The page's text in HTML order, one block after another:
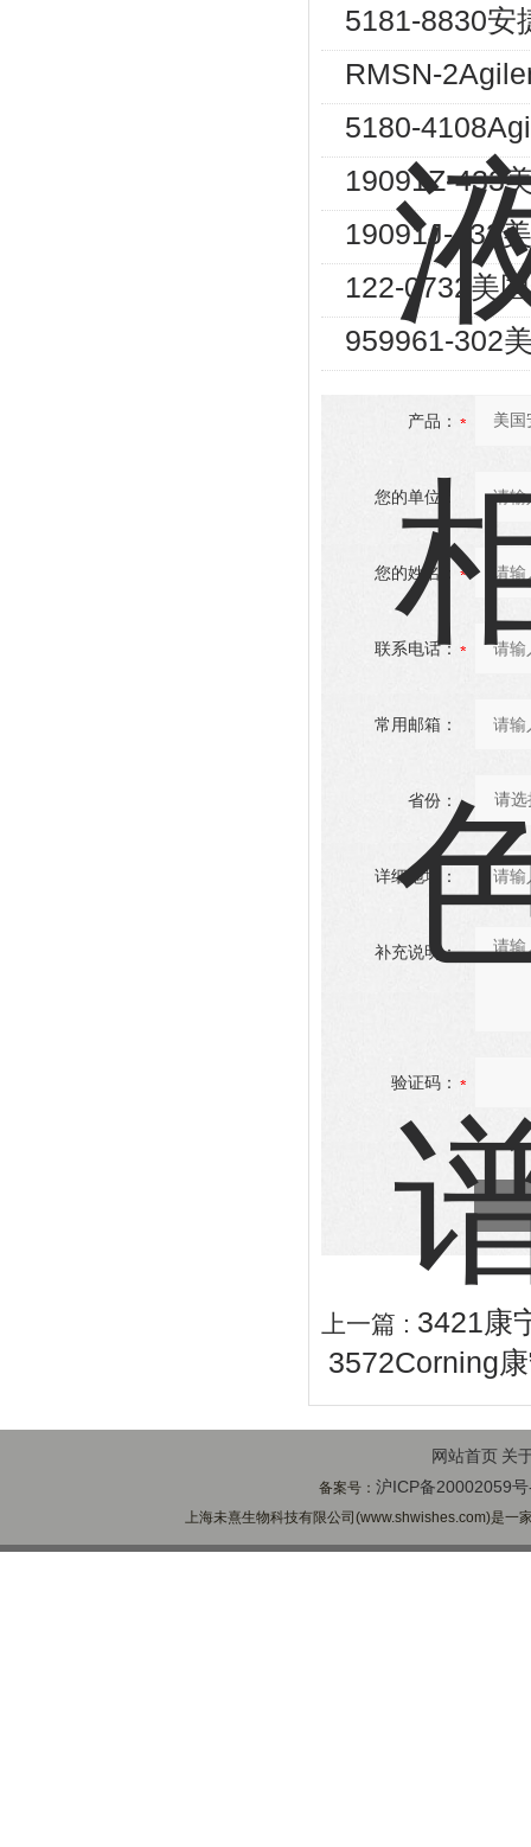
5181-8830安
RMSN-
5180-
19091Z-433
19091J-433
122-0732美
959961-302
产品：
您的单位：
您的姓名：
联系电话：
常用邮箱：
省份：
详细地址：
补充说明：
验证码：
上一篇 : 3421康
3572Corning
网站首页 关
备案号：沪ICP备20002059
上海未熹生物科技有限公司(www.shwishes.com)是一